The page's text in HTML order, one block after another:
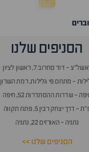
הסניפים שלנו
- דוד סחרוב 7, ראשון לציון
- מתחם פי גלילות, רמת השרון
- שדרות ההסתדרות 52, חיפה
- דרך יצחק רבין 5, פתח תקווה
נתניה - האורזים 22, נתניה
הסניפים שלנו >>